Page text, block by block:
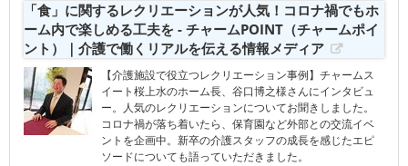
「食」に関するレクリエーションが人気！コロナ禍でもホ
ーム内で楽しめる工夫を - チャームPOINT（チャームポイ
ント）｜介護で働くリアルを伝える情報メディア
【介護施設で役立つレクリエーション事例】チャームス
イート桜上水のホーム長、谷口博之様さんにインタビュ
ー。人気のレクリエーションについてお聞きしました。
コロナ禍が落ち着いたら、保育園など外部との交流イベ
ントを企画中。新卒の介護スタッフの成長を感じたエピ
ソードについても語っていただきました。